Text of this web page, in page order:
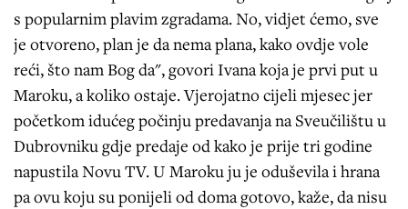
s popularnim plavim zgradama. No, vidjet ćemo, sve
je otvoreno, plan je da nema plana, kako ovdje vole
reći, što nam Bog da", govori Ivana koja je prvi put u
Maroku, a koliko ostaje. Vjerojatno cijeli mjesec jer
početkom idućeg počinju predavanja na Sveučilištu u
Dubrovniku gdje predaje od kako je prije tri godine
napustila Novu TV. U Maroku ju je oduševila i hrana
pa ovu koju su ponijeli od doma gotovo, kaže, da nisu